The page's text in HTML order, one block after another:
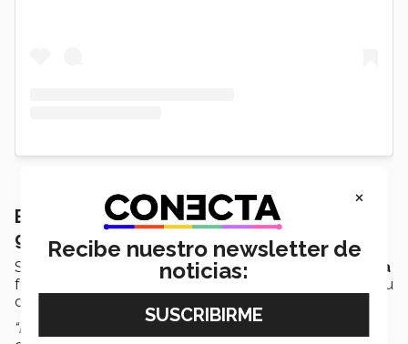
Encontró su pasión en un estudio de
grabación
Siendo asistente de grabación en los
Estudios Cadena
fue como en 1989 Oscar “Welito” González comenzó su
camino en su actual profesión.
“Entré al estudio y fue
×
Recibe nuestro newsletter de
noticias: